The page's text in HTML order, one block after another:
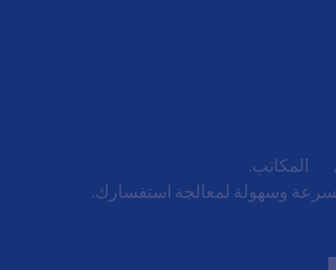
المكاتب.
وسهولة لمعالجة استفسارك.